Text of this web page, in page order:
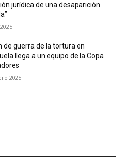
jurídica de una desaparición
de guerra de la tortura en
llega a un equipo de la Copa
2025